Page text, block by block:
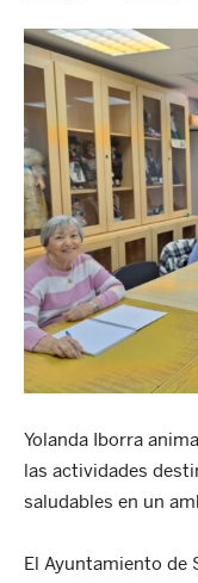
Yolanda Iborra
las actividades
saludables en un
El Ayuntamiento de